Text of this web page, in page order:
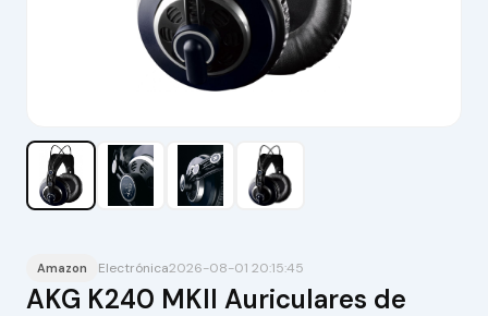
Amazon Electrónica2026-08-01 20:15:45
AKG K240 MKII Auriculares de